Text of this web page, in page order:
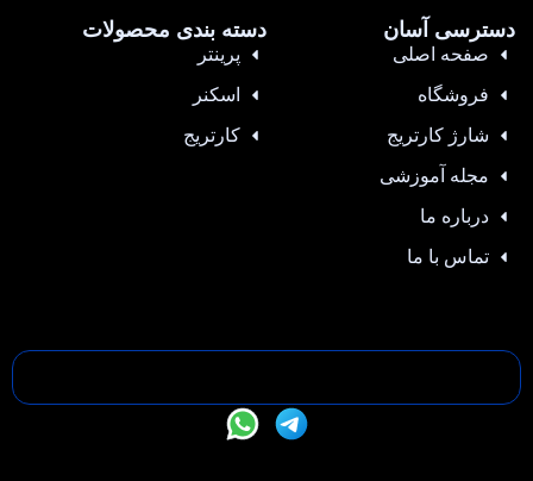
دسترسی آسان
صفحه اصلی
فروشگاه
شارژ کارتریج
مجله آموزشی
درباره ما
تماس با ما
دسته بندی محصولات
پرینتر
اسکنر
کارتریج